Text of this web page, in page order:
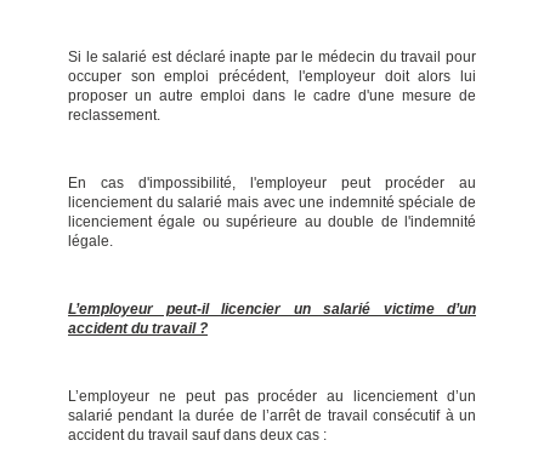
Si le salarié est déclaré inapte par le médecin du travail pour
occuper son emploi précédent, l'employeur doit alors lui
proposer un autre emploi dans le cadre d'une mesure de
reclassement.
En cas d'impossibilité, l'employeur peut procéder au
licenciement du salarié mais avec une indemnité spéciale de
licenciement égale ou supérieure au double de l'indemnité
légale.
L’employeur peut-il licencier un salarié victime d’un
accident du travail ?
L’employeur ne peut pas procéder au licenciement d’un
salarié pendant la durée de l’arrêt de travail consécutif à un
accident du travail sauf dans deux cas :